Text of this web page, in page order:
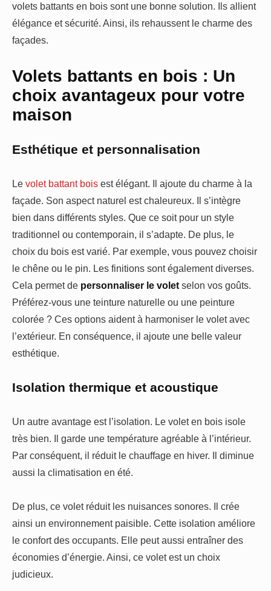
volets battants en bois sont une bonne solution. Ils allient
élégance et sécurité. Ainsi, ils rehaussent le charme des
façades.
Volets battants en bois : Un
choix avantageux pour votre
maison
Esthétique et personnalisation
Le volet battant bois est élégant. Il ajoute du charme à la
façade. Son aspect naturel est chaleureux. Il s’intègre
bien dans différents styles. Que ce soit pour un style
traditionnel ou contemporain, il s’adapte. De plus, le
choix du bois est varié. Par exemple, vous pouvez choisir
le chêne ou le pin. Les finitions sont également diverses.
Cela permet de personnaliser le volet selon vos goûts.
Préférez-vous une teinture naturelle ou une peinture
colorée ? Ces options aident à harmoniser le volet avec
l’extérieur. En conséquence, il ajoute une belle valeur
esthétique.
Isolation thermique et acoustique
Un autre avantage est l’isolation. Le volet en bois isole
très bien. Il garde une température agréable à l’intérieur.
Par conséquent, il réduit le chauffage en hiver. Il diminue
aussi la climatisation en été.
De plus, ce volet réduit les nuisances sonores. Il crée
ainsi un environnement paisible. Cette isolation améliore
le confort des occupants. Elle peut aussi entraîner des
économies d’énergie. Ainsi, ce volet est un choix
judicieux.